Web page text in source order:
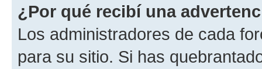
¿Por qué recibí una
Los administradores de cada
para su sitio. Si has